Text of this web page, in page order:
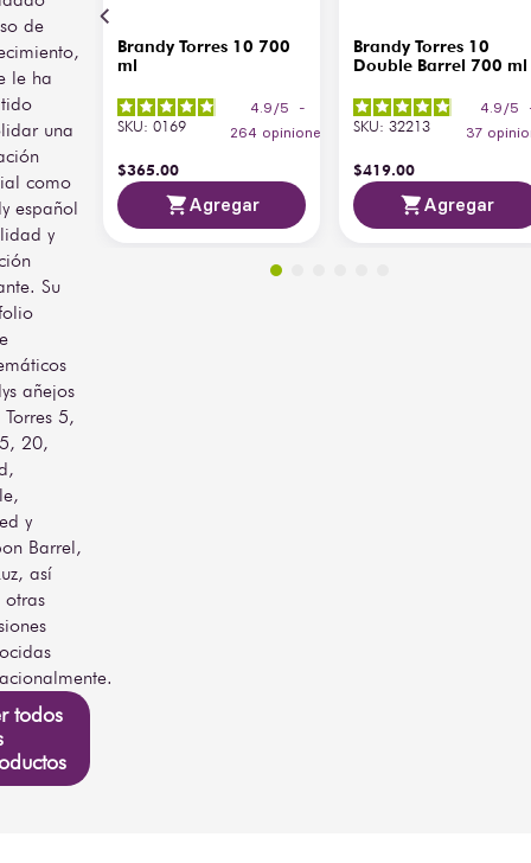
Las imágenes del producto
son únicamente de
referencia; los diseños de
etiquetas y contenidos
adicionales pueden
cambiar. Encuentra Brandy
Torres 10 Smoked Barrel
700 ml en Bodegas
Alianza.
ahumadas
de
Azúcar
15 g/L
de
le ha
una
como
español
y
Su
añejos
5,
20,
y
Barrel,
así
todos
Brandy Torres 10 700
ml
4.9 /5
-
264 opiniones
SKU:0169
$365.00
Agregar
Brandy Torres 10
Double Barrel 700 ml
4.9 /5
37
SKU: 32213
$419.00
Agregar